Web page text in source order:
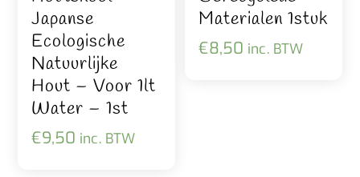
Japanse
Ecologische
Natuurlijke
Hout – Voor 1lt
Water – 1st
€9,50 inc. BTW
Materialen 1stuk
€8,50 inc. BTW